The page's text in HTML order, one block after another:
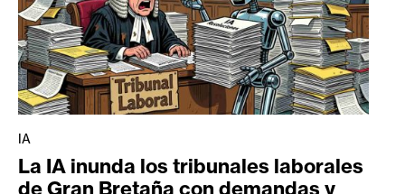
IA
La IA inunda los tribunales laborales
de Gran Bretaña con demandas y